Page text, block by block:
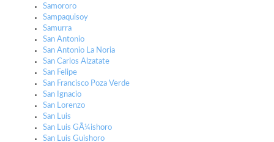
Samororo
Sampaquisoy
Samurra
San Antonio
San Antonio La Noria
San Carlos Alzatate
San Felipe
San Francisco Poza Verde
San Ignacio
San Lorenzo
San Luis
San Luis GÃ¼ishoro
San Luis Guishoro